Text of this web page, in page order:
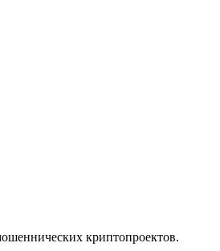
криптопроектов.